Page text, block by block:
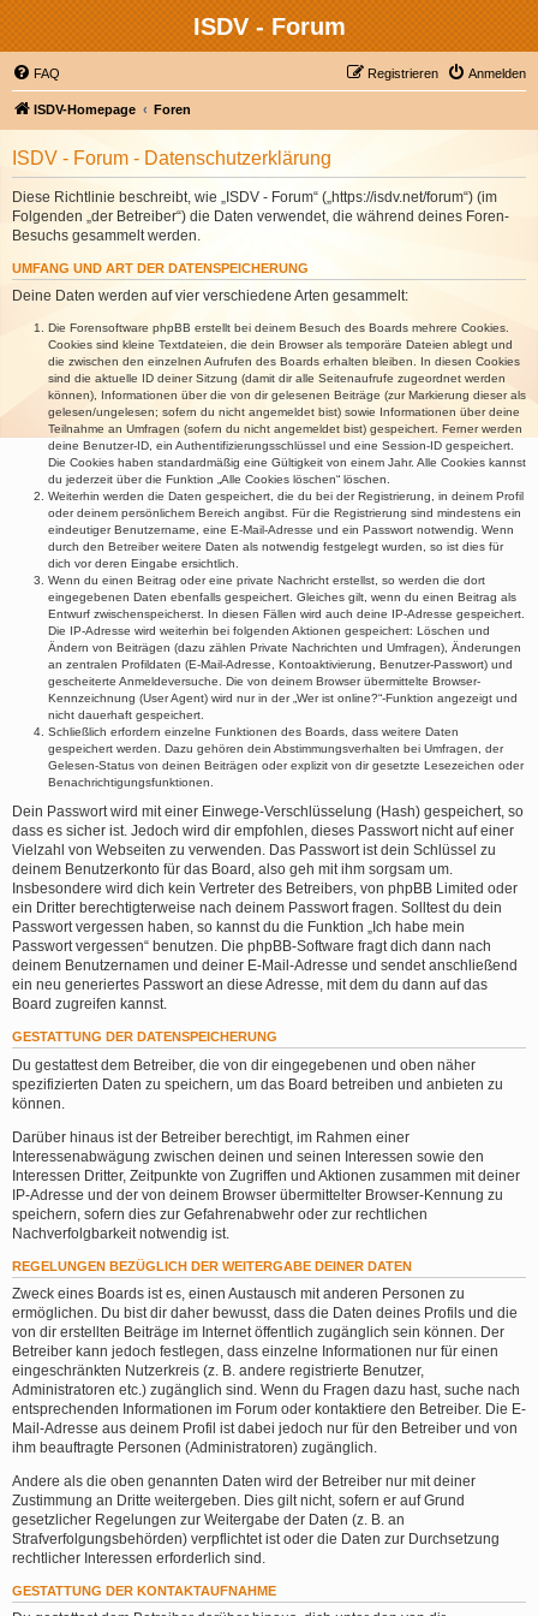
ISDV - Forum
FAQ Anmelden
Registrieren
ISDV-Homepage Foren
ISDV - Forum - Datenschutzerklärung
Diese Richtlinie beschreibt, wie „ISDV - Forum“ („https://isdv.net/forum“) (im
Folgenden „der Betreiber“) die Daten verwendet, die während deines Foren-
Besuchs gesammelt werden.
UMFANG UND ART DER DATENSPEICHERUNG
Deine Daten werden auf vier verschiedene Arten gesammelt:
Die Forensoftware phpBB erstellt bei deinem Besuch des Boards mehrere Cookies.
Cookies sind kleine Textdateien, die dein Browser als temporäre Dateien ablegt und
die zwischen den einzelnen Aufrufen des Boards erhalten bleiben. In diesen Cookies
sind die aktuelle ID deiner Sitzung (damit dir alle Seitenaufrufe zugeordnet werden
können), Informationen über die von dir gelesenen Beiträge (zur Markierung dieser als
gelesen/ungelesen; sofern du nicht angemeldet bist) sowie Informationen über deine
Teilnahme an Umfragen (sofern du nicht angemeldet bist) gespeichert. Ferner werden
deine Benutzer-ID, ein Authentifizierungsschlüssel und eine Session-ID gespeichert.
Die Cookies haben standardmäßig eine Gültigkeit von einem Jahr. Alle Cookies kannst
du jederzeit über die Funktion „Alle Cookies löschen“ löschen.
Weiterhin werden die Daten gespeichert, die du bei der Registrierung, in deinem Profil
oder deinem persönlichem Bereich angibst. Für die Registrierung sind mindestens ein
eindeutiger Benutzername, eine E-Mail-Adresse und ein Passwort notwendig. Wenn
durch den Betreiber weitere Daten als notwendig festgelegt wurden, so ist dies für
dich vor deren Eingabe ersichtlich.
Wenn du einen Beitrag oder eine private Nachricht erstellst, so werden die dort
eingegebenen Daten ebenfalls gespeichert. Gleiches gilt, wenn du einen Beitrag als
Entwurf zwischenspeicherst. In diesen Fällen wird auch deine IP-Adresse gespeichert.
Die IP-Adresse wird weiterhin bei folgenden Aktionen gespeichert: Löschen und
Ändern von Beiträgen (dazu zählen Private Nachrichten und Umfragen), Änderungen
an zentralen Profildaten (E-Mail-Adresse, Kontoaktivierung, Benutzer-Passwort) und
gescheiterte Anmeldeversuche. Die von deinem Browser übermittelte Browser-
Kennzeichnung (User Agent) wird nur in der „Wer ist online?“-Funktion angezeigt und
nicht dauerhaft gespeichert.
Schließlich erfordern einzelne Funktionen des Boards, dass weitere Daten
gespeichert werden. Dazu gehören dein Abstimmungsverhalten bei Umfragen, der
Gelesen-Status von deinen Beiträgen oder explizit von dir gesetzte Lesezeichen oder
Benachrichtigungsfunktionen.
Dein Passwort wird mit einer Einwege-Verschlüsselung (Hash) gespeichert, so
dass es sicher ist. Jedoch wird dir empfohlen, dieses Passwort nicht auf einer
Vielzahl von Webseiten zu verwenden. Das Passwort ist dein Schlüssel zu
deinem Benutzerkonto für das Board, also geh mit ihm sorgsam um.
Insbesondere wird dich kein Vertreter des Betreibers, von phpBB Limited oder
ein Dritter berechtigterweise nach deinem Passwort fragen. Solltest du dein
Passwort vergessen haben, so kannst du die Funktion „Ich habe mein
Passwort vergessen“ benutzen. Die phpBB-Software fragt dich dann nach
deinem Benutzernamen und deiner E-Mail-Adresse und sendet anschließend
ein neu generiertes Passwort an diese Adresse, mit dem du dann auf das
Board zugreifen kannst.
GESTATTUNG DER DATENSPEICHERUNG
Du gestattest dem Betreiber, die von dir eingegebenen und oben näher
spezifizierten Daten zu speichern, um das Board betreiben und anbieten zu
können.
Darüber hinaus ist der Betreiber berechtigt, im Rahmen einer
Interessenabwägung zwischen deinen und seinen Interessen sowie den
Interessen Dritter, Zeitpunkte von Zugriffen und Aktionen zusammen mit deiner
IP-Adresse und der von deinem Browser übermittelter Browser-Kennung zu
speichern, sofern dies zur Gefahrenabwehr oder zur rechtlichen
Nachverfolgbarkeit notwendig ist.
REGELUNGEN BEZÜGLICH DER WEITERGABE DEINER DATEN
Zweck eines Boards ist es, einen Austausch mit anderen Personen zu
ermöglichen. Du bist dir daher bewusst, dass die Daten deines Profils und die
von dir erstellten Beiträge im Internet öffentlich zugänglich sein können. Der
Betreiber kann jedoch festlegen, dass einzelne Informationen nur für einen
eingeschränkten Nutzerkreis (z. B. andere registrierte Benutzer,
Administratoren etc.) zugänglich sind. Wenn du Fragen dazu hast, suche nach
entsprechenden Informationen im Forum oder kontaktiere den Betreiber. Die E-
Mail-Adresse aus deinem Profil ist dabei jedoch nur für den Betreiber und von
ihm beauftragte Personen (Administratoren) zugänglich.
Andere als die oben genannten Daten wird der Betreiber nur mit deiner
Zustimmung an Dritte weitergeben. Dies gilt nicht, sofern er auf Grund
gesetzlicher Regelungen zur Weitergabe der Daten (z. B. an
Strafverfolgungsbehörden) verpflichtet ist oder die Daten zur Durchsetzung
rechtlicher Interessen erforderlich sind.
GESTATTUNG DER KONTAKTAUFNAHME